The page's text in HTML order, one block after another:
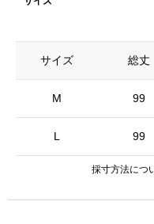
サイズ
M
L
総丈
99
99
採寸方法につ